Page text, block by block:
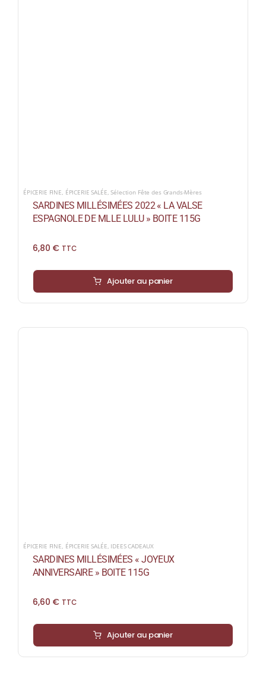
ÉPICERIE FINE ÉPICERIE SALÉE ,Sélection Fête des Grands-Mères
SARDINES MILLÉSIMÉES 2022 « LA VALSE
ESPAGNOLE DE MLLE LULU » BOITE 115G
6,80 € TTC
Ajouter au panier
ÉPICERIE FINE ÉPICERIE SALÉE IDEES CADEAUX
SARDINES MILLÉSIMÉES « JOYEUX
ANNIVERSAIRE » BOITE 115G
6,60 € TTC
Ajouter au panier